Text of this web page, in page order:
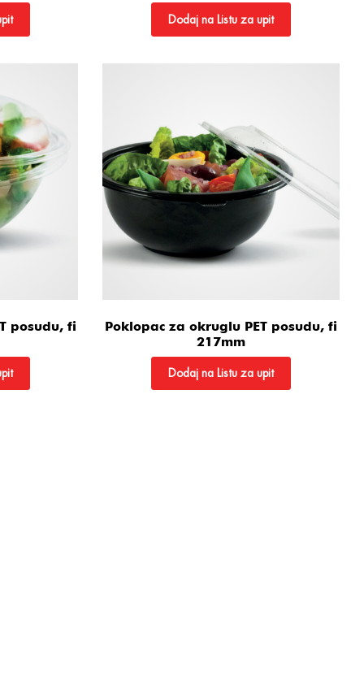
Dodaj na Listu za upit
posudu, fi
Poklopac za okruglu PET posudu, fi
217mm
Dodaj na Listu za upit